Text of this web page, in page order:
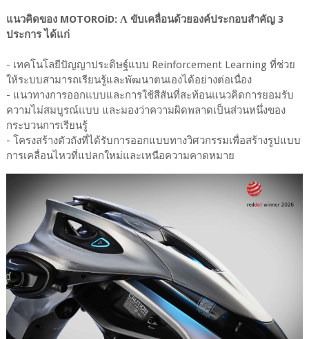
แนวคิดของ MOTOROiD: Λ ขับเคลื่อนด้วยองค์ประกอบสำคัญ 3
ประการ ได้แก่
- เทคโนโลยีปัญญาประดิษฐ์แบบ Reinforcement Learning ที่ช่วย
ให้ระบบสามารถเรียนรู้และพัฒนาตนเองได้อย่างต่อเนื่อง
- แนวทางการออกแบบและการใช้สีสันที่สะท้อนแนวคิดการยอมรับ
ความไม่สมบูรณ์แบบ และมองว่าความผิดพลาดเป็นส่วนหนึ่งของ
กระบวนการเรียนรู้
- โครงสร้างตัวถังที่ได้รับการออกแบบทางวิศวกรรมเพื่อสร้างรูปแบบ
การเคลื่อนไหวที่แปลกใหม่และเหนือความคาดหมาย